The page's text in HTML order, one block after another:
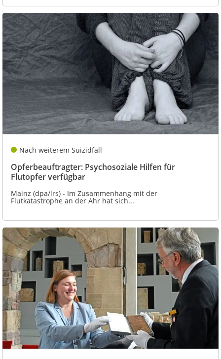
Nach weiterem Suizidfall
Opferbeauftragter: Psychosoziale Hilfen für
Flutopfer verfügbar
Mainz (dpa/lrs) - Im Zusammenhang mit der
Flutkatastrophe an der Ahr hat sich...